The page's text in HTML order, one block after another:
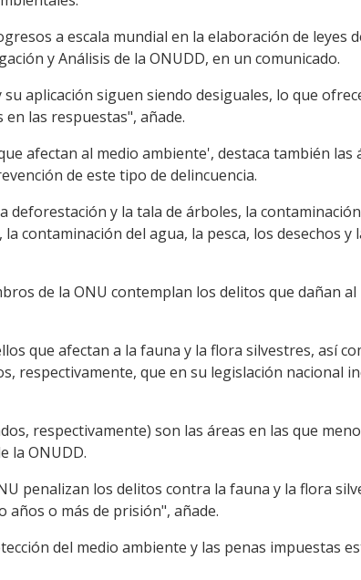
a escala mundial en la elaboración de leyes
y Análisis de la ONUDD, en un comunicado.
aplicación siguen siendo desiguales, lo que
las respuestas", añade.
afectan al medio ambiente', destaca también
de este tipo de delincuencia.
deforestación y la tala de árboles, la
contaminación del agua, la pesca, los desechos y
de la ONU contemplan los delitos que dañan
que afectan a la fauna y la flora silvestres, así
respectivamente, que en su legislación nacional
respectivamente) son las áreas en las que
la ONUDD.
penalizan los delitos contra la fauna y la flora
años o más de prisión", añade.
del medio ambiente y las penas impuestas